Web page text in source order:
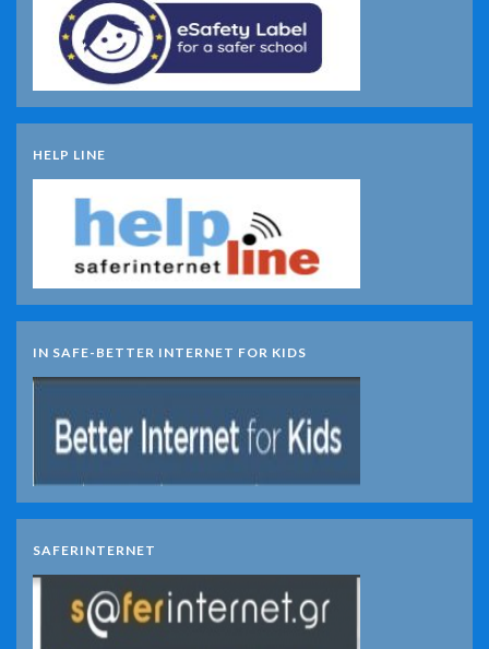
HELP LINE
IN SAFE-BETTER INTERNET FOR KIDS
SAFERINTERNET